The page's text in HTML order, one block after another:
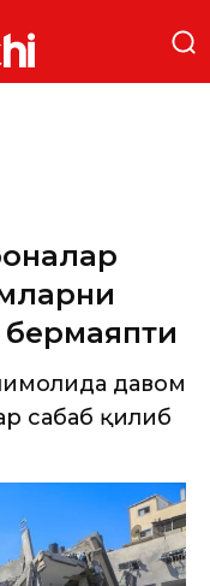
бермаяпти
давом
сабаб қилиб